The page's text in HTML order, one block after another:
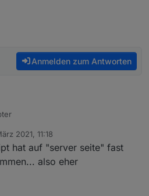
Anmelden zum Antworten
mit der Umstellung von Redis auf
anderen Thread ja schon
ich dadurch einen Anstieg der Cpu
hatte.
seit Installation javascript v5.x
Anstieg um weitere fast
liege ich also bei rund 45%
virtuellpowermeter hatte ich
2021, 11:18
hat auf "server seite" fast
also eher